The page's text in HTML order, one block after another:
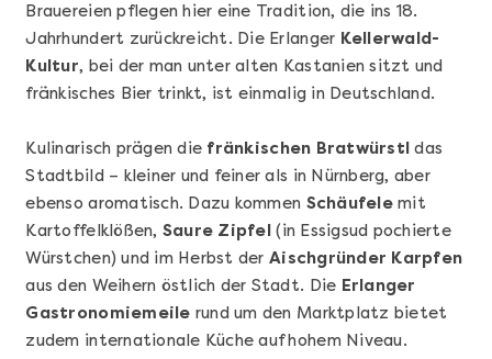
Mehr anzeigen
Wunderschöner Weinabend
Brauereien pflegen hier eine Tradition, die ins 18.
Jahrhundert zurückreicht. Die Erlanger Kellerwald-
Kultur, bei der man unter alten Kastanien sitzt und
fränkisches Bier trinkt, ist einmalig in Deutschland.
Kulinarisch prägen die fränkischen Bratwürstl das
Stadtbild – kleiner und feiner als in Nürnberg, aber
ebenso aromatisch. Dazu kommen Schäufelemit
Kartoffelklößen, Saure Zipfel (in Essigsud pochierte
Würstchen) und im Herbst der Aischgründer Karpfen
aus den Weihern östlich der Stadt. Die Erlanger
Gastronomiemeile rund um den Marktplatz bietet
zudem internationale Küche auf hohem Niveau.